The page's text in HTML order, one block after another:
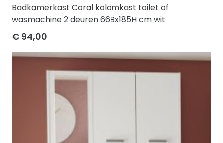
Badkamerkast Coral kolomkast toilet of
wasmachine 2 deuren 66Bx185H cm wit
€ 94,00